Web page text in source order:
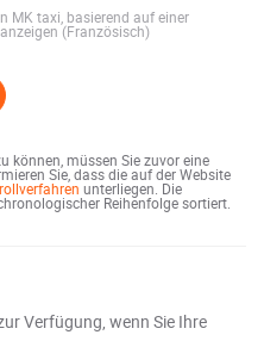
MK taxi, basierend auf einer
(Französisch)
können, müssen Sie zuvor eine
Sie, dass die auf der Website
unterliegen. Die
Reihenfolge sortiert.
Verfügung, wenn Sie Ihre